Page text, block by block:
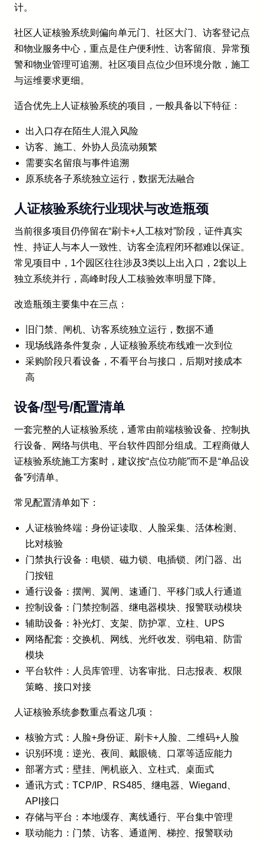
计。
社区人证核验系统则偏向单元门、社区大门、访客登记点
和物业服务中心，重点是住户便利性、访客留痕、异常预
警和物业管理可追溯。社区项目点位少但环境分散，施工
与运维要求更细。
适合优先上人证核验系统的项目，一般具备以下特征：
出入口存在陌生人混入风险
访客、施工、外协人员流动频繁
需要实名留痕与事件追溯
原系统各子系统独立运行，数据无法融合
人证核验系统行业现状与改造瓶颈
当前很多项目仍停留在“刷卡+人工核对”阶段，证件真实
性、持证人与本人一致性、访客全流程闭环都难以保证。
常见项目中，1个园区往往涉及3类以上出入口，2套以上
独立系统并行，高峰时段人工核验效率明显下降。
改造瓶颈主要集中在三点：
旧门禁、闸机、访客系统独立运行，数据不通
现场线路条件复杂，人证核验系统布线难一次到位
采购阶段只看设备，不看平台与接口，后期对接成本
高
设备/型号/配置清单
一套完整的人证核验系统，通常由前端核验设备、控制执
行设备、网络与供电、平台软件四部分组成。工程商做人
证核验系统施工方案时，建议按“点位功能”而不是“单品设
备”列清单。
常见配置清单如下：
人证核验终端：身份证读取、人脸采集、活体检测、
比对核验
门禁执行设备：电锁、磁力锁、电插锁、闭门器、出
门按钮
通行设备：摆闸、翼闸、速通门、平移门或人行通道
控制设备：门禁控制器、继电器模块、报警联动模块
辅助设备：补光灯、支架、防护罩、立柱、UPS
网络配套：交换机、网线、光纤收发、弱电箱、防雷
模块
平台软件：人员库管理、访客审批、日志报表、权限
策略、接口对接
人证核验系统参数重点看这几项：
核验方式：人脸+身份证、刷卡+人脸、二维码+人脸
识别环境：逆光、夜间、戴眼镜、口罩等适应能力
部署方式：壁挂、闸机嵌入、立柱式、桌面式
通讯方式：TCP/IP、RS485、继电器、Wiegand、
API接口
存储与平台：本地缓存、离线通行、平台集中管理
联动能力：门禁、访客、通道闸、梯控、报警联动